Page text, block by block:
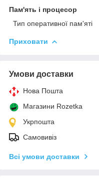
Пам'ять і процесор
Тип оперативної пам'яті
Приховати
Умови доставки
Нова Пошта
Магазини Rozetka
Укрпошта
Самовивіз
Всі умови доставки